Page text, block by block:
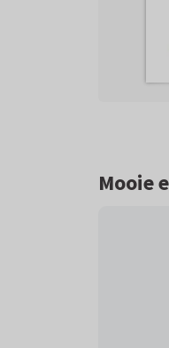
Mooie